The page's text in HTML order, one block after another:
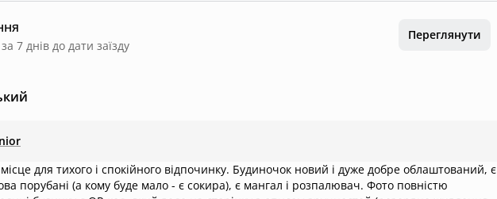
7 днів до дати заїзду
Переглянути
(а кому буде мало - є сокира), є мангал і розпалювач. Фото повністю